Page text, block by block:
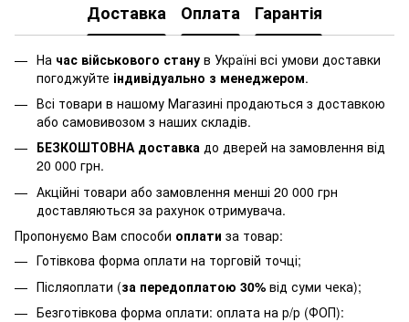
Доставка Оплата Гарантія
На час військового стану в Україні всі умови доставки
погоджуйте індивідуально з менеджером.
Всі товари в нашому Магазині продаються з доставкою
або самовивозом з наших складів.
БЕЗКОШТОВНА доставка до дверей на замовлення від
20 000 грн.
Акційні товари або замовлення менші 20 000 грн
доставляються за рахунок отримувача.
Пропонуємо Вам способи оплати за товар:
Готівкова форма оплати на торговій точці;
Післяоплати (за передоплатою 30% від суми чека);
Безготівкова форма оплати: оплата на р/р (ФОП):